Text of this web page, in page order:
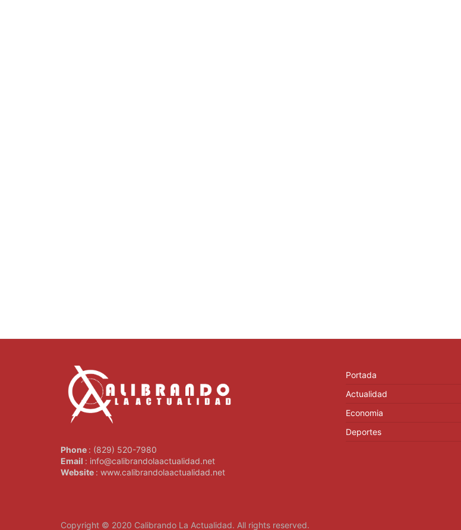
Phone : (829) 520-7980
Email : info@calibrandolaactualidad.net
Website : www.calibrandolaactualidad.net
Portada
Actualidad
Economia
Deportes
Copyright © 2020 Calibrando La Actualidad. All rights reserved.